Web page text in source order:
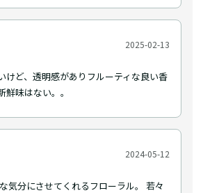
2025-02-13
けど、透明感がありフルーティな良い香
味はない。。
2024-05-12
気分にさせてくれるフローラル。 若々